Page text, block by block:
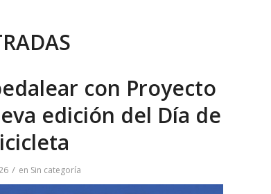
con Proyecto
edición del Día de
/ en Sin categoría